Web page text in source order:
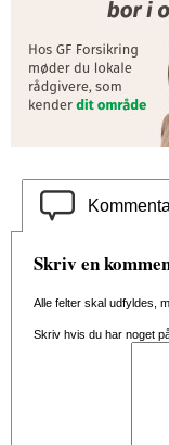
Skriv en
Alle felter skal udfyldes,
Skriv hvis du har noget